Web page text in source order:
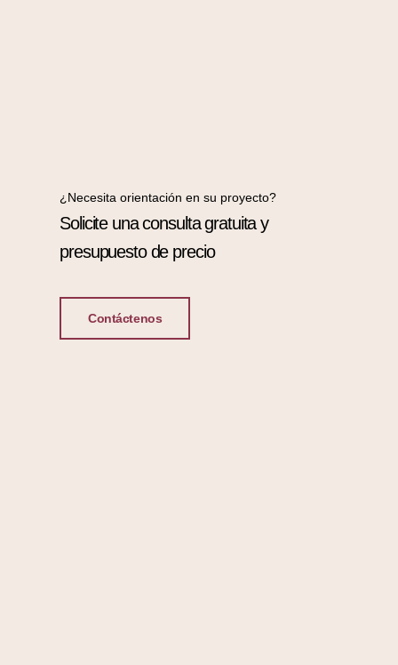
¿Necesita orientación en su proyecto?
Solicite una consulta gratuita y
presupuesto de precio
Contáctenos